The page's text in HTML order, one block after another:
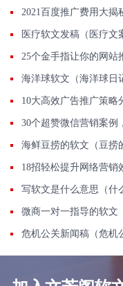
2021百度推广费用大揭
医疗软文发稿（医疗文
25个金手指让你的网站
海洋球软文（海洋球日
30个超赞微信营销案例
海鲜豆捞的软文（豆捞
18招轻松提升网络营销
写软文是什么意思（什
微商一对一指导的软文
危机公关新闻稿（危机